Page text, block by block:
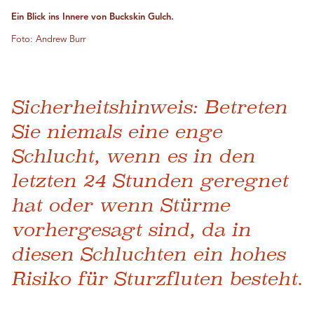
Ein Blick ins Innere von Buckskin Gulch.
Foto: Andrew Burr
Sicherheitshinweis: Betreten
Sie niemals eine enge
Schlucht, wenn es in den
letzten 24 Stunden geregnet
hat oder wenn Stürme
vorhergesagt sind, da in
diesen Schluchten ein hohes
Risiko für Sturzfluten besteht.